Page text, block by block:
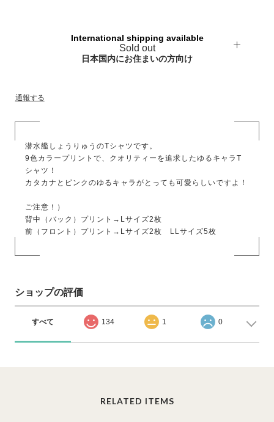
International shipping available
Sold out
日本国内にお住まいの方向け
通報する
潜水艦しょうりゅうのTシャツです。
9色カラープリントで、クオリティーを追求したゆるキャラT
シャツ！
カタカナとピンクのゆるキャラがとっても可愛らしいですよ！
ご注意！）
背中（バック）プリント→Lサイズ2枚
前（フロント）プリント→Lサイズ2枚 LLサイズ5枚
ショップの評価
すべて 134 1 0
RELATED ITEMS